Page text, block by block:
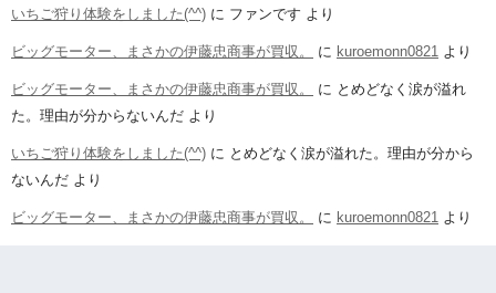
いちご狩り体験をしました(^^) に ファンです より
ビッグモーター、まさかの伊藤忠商事が買収。 に kuroemonn0821 より
ビッグモーター、まさかの伊藤忠商事が買収。 に とめどなく涙が溢れ
た。理由が分からないんだ より
いちご狩り体験をしました(^^) に とめどなく涙が溢れた。理由が分から
ないんだ より
ビッグモーター、まさかの伊藤忠商事が買収。 に kuroemonn0821 より